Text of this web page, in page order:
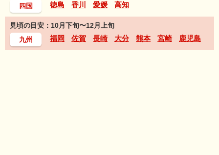
四国
徳島 香川 愛媛 高知
見頃の目安：10月下旬〜12月上旬
九州
福岡 佐賀 長崎 大分 熊本 宮崎 鹿児島